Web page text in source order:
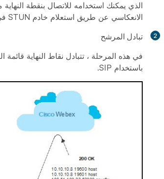
الانعكاسي عن طريق استعلام خادم STUN في سحابة Webex Calling.
تبادل المرشح
في هذه المرحلة ، تتبادل نقاط النهاية
باستخدام SIP.